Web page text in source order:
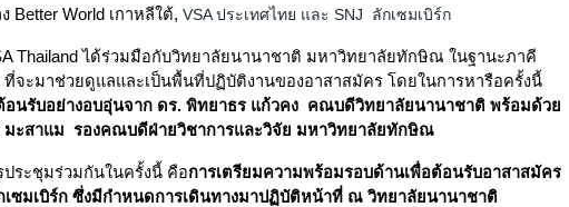
Better World เกาหลีใต้, VSA ประเทศไทย และ SNJ ลักเซมเบิร์ก
Thailand ได้ร่วมมือกับวิทยาลัยนานาชาติ มหาวิทยาลัยทักษิณ ในฐานะภาคี
ที่จะมาช่วยดูแลและเป็นพื้นที่ปฏิบัติงานของอาสาสมัคร โดยในการหารือครั้งนี้
นรับอย่างอบอุ่นจาก ดร. พิทยาธร แก้วคงคณบดีวิทยาลัยนานาชาติ พร้อมด้วย
ะสาแม รองคณบดีฝ่ายวิชาการและวิจัย มหาวิทยาลัยทักษิณ
ประชุมร่วมกันในครั้งนี้ คือการเตรียมความพร้อมรอบด้านเพื่อต้อนรับอาสาสมัคร
เซมเบิร์ก ซึ่งมีกำหนดการเดินทางมาปฏิบัติหน้าที่ ณ วิทยาลัยนานาชาติ